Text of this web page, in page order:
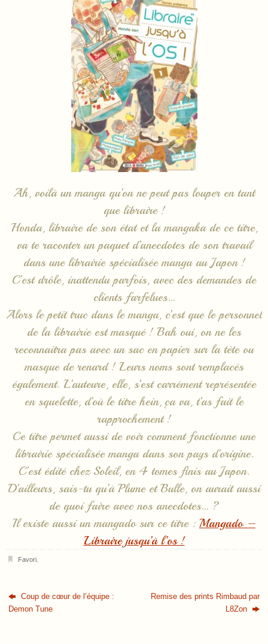
Ah, voilà un manga qu’on ne peut pas louper en tant
que libraire !
Honda, libraire de son état et la mangaka de ce titre,
va te raconter un paquet d’anecdotes de son travail
dans une librairie spécialisée manga au Japon !
C’est drôle, inattendu parfois, avec des demandes de
clients farfelues…
Alors le petit truc dans le manga, c’est que le personnel
de la librairie est masqué ! Bah oui, on ne les
reconnaitra pas avec un sac en papier sur la tête ou
masque de renard ! Leurs noms sont remplacés
également. L’auteure, elle, s’est carrément représentée
en squelette, d’où le titre hein, ça va, t’as fait le
rapprochement !
Ce titre permet aussi de voir comment fonctionne une
librairie spécialisée manga dans son pays d’origine.
C’est édité chez Soleil, en 4 tomes finis au Japon.
D’ailleurs, sais-tu qu’à Plume et Bulle, on aurait aussi
de quoi faire avec nos anecdotes… ?
Il existe aussi un mangado sur ce titre : Mangado –
Libraire jusqu’à l’os !
Favori.
Coup de cœur de l’équipe :
Demon Tune
Remise des prints Rimbaud par
L8Zon